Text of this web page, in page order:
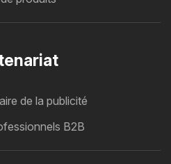
de la publicité
B2B